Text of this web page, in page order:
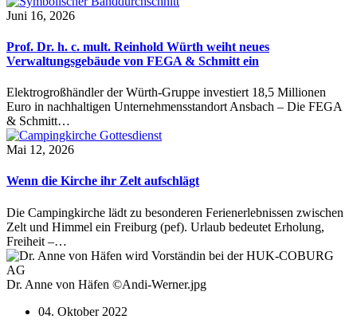
Juni 16, 2026
Prof. Dr. h. c. mult. Reinhold Würth weiht neues
Verwaltungsgebäude von FEGA & Schmitt ein
Elektrogroßhändler der Würth-Gruppe investiert 18,5 Millionen
Euro in nachhaltigen Unternehmensstandort Ansbach – Die FEGA
& Schmitt…
Mai 12, 2026
Wenn die Kirche ihr Zelt aufschlägt
Die Campingkirche lädt zu besonderen Ferienerlebnissen zwischen
Zelt und Himmel ein Freiburg (pef). Urlaub bedeutet Erholung,
Freiheit –…
Dr. Anne von Häfen ©Andi-Werner.jpg
04. Oktober 2022